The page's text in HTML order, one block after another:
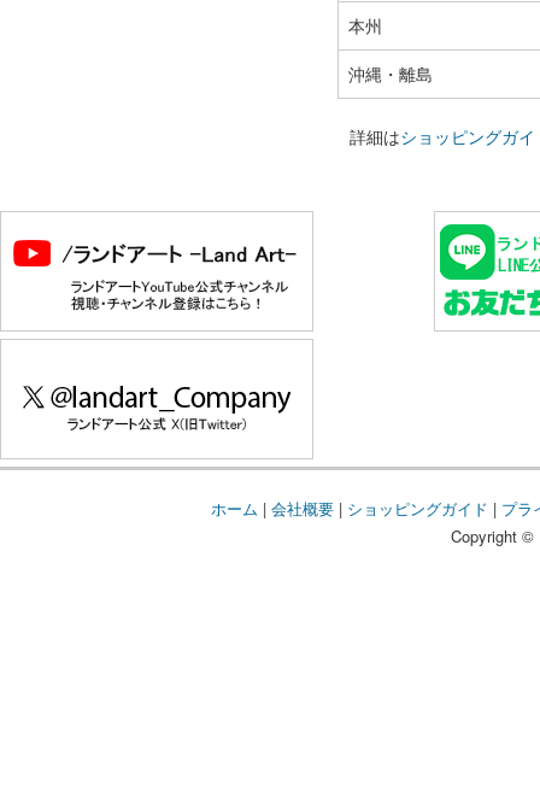
本州
沖縄・離島
詳細はショッピングガイ
ホーム | 会社概要| ショッピングガイド | プラ
Copyright ©